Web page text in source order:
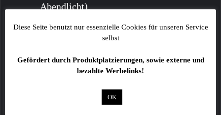
Abendlicht).
Mit dem Nachtwächter im flackernden
Termin:Freitag, 5. Juni um21:00 Uhr
Mondschein inklusive der Ballade vom
Diese Seite benutzt nur essenzielle Cookies für unseren Service
selbst
Gefördert durch Produktplatzierungen, sowie externe und
bezahlte Werbelinks!
OK